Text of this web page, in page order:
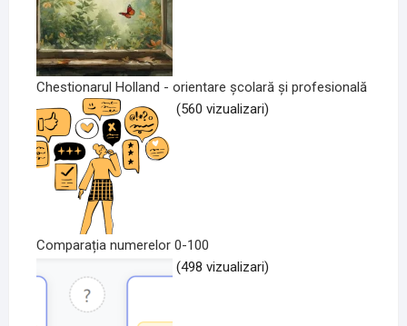
Chestionarul Holland - orientare școlară și profesională
(560 vizualizari)
Comparația numerelor 0-100
(498 vizualizari)